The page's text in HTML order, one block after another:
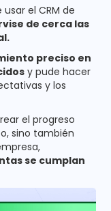
el CRM de
de cerca las
preciso en
y pude hacer
y los
el progreso
sino también
se cumplan